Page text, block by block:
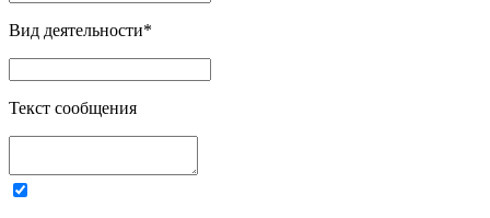
Вид деятельности*
Текст сообщения